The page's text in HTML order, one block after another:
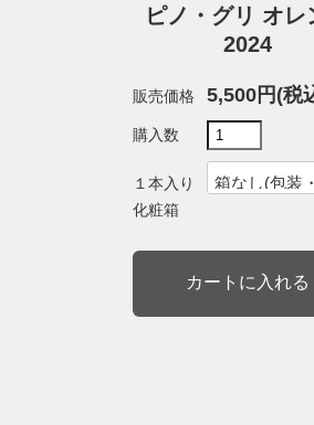
ピノ・グリ オレ
2024
販売価格 5,500円(税
購入数
１本入り
化粧箱